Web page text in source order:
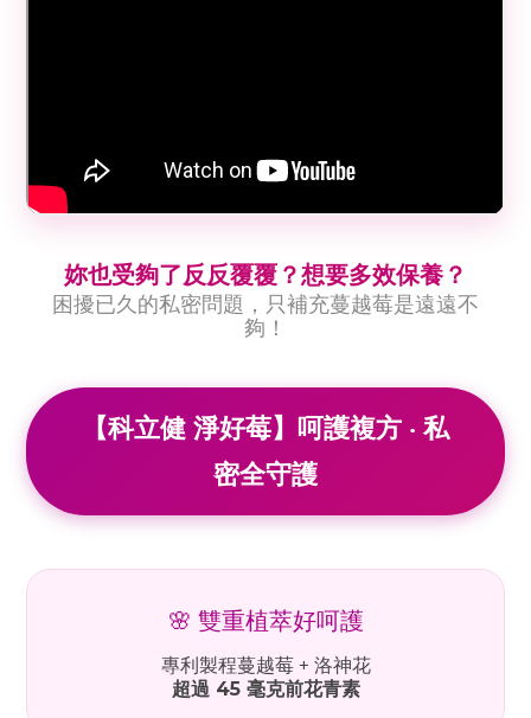
妳也受夠了反反覆覆？想要多效保養？
困擾已久的私密問題，只補充蔓越莓是遠遠不
夠！
【科立健 淨好莓】呵護複方 ‧ 私
密全守護
🌸 雙重植萃好呵護
專利製程蔓越莓 + 洛神花
超過 45 毫克前花青素